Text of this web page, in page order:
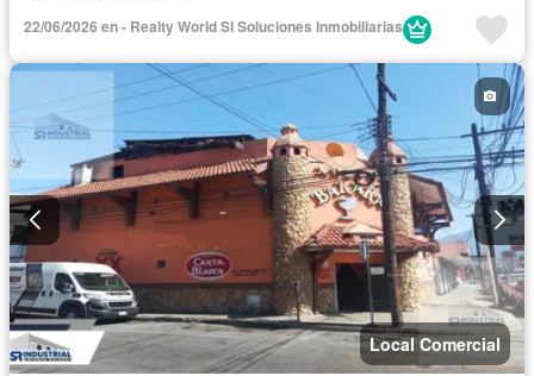
22/06/2026 en - Realty World SI Soluciones Inmobiliarias
Local Comercial